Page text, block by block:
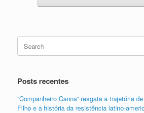
Search
for:
Posts recentes
“Companheiro Canna” resgata a trajetória
Filho e a história da resistência latino-